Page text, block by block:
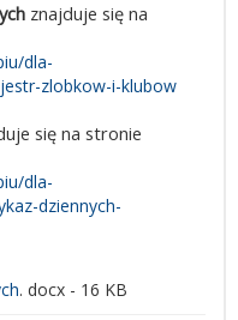
znajduje się na
dla-
zlobkow-i-klubow
się na stronie
dla-
dziennych-
. docx - 16 KB